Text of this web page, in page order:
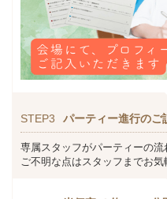
STEP3 パーティー進行のご
専属スタッフがパーティーの流
ご不明な点はスタッフまでお気